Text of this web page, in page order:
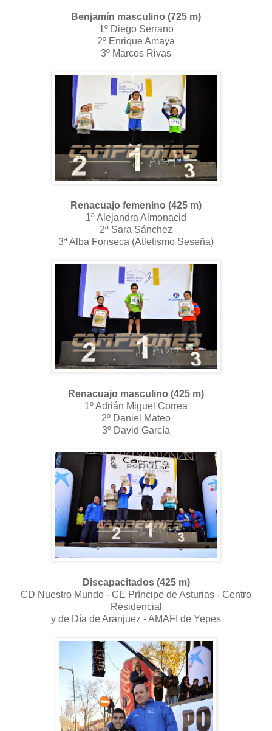
Benjamín masculino (725 m)
1º Diego Serrano
2º Enrique Amaya
3º Marcos Rivas
Renacuajo femenino (425 m)
1ª Alejandra Almonacid
2ª Sara Sánchez
3ª Alba Fonseca (Atletismo Seseña)
Renacuajo masculino (425 m)
1º Adrián Miguel Correa
2º Daniel Mateo
3º David García
Discapacitados (425 m)
CD Nuestro Mundo - CE Príncipe de Asturias - Centro
Residencial
y de Día de Aranjuez - AMAFI de Yepes